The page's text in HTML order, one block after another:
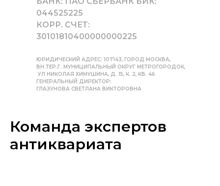
044525225
КОРР. СЧЕТ:
30101810400000000225
ЮРИДИЧЕСКИЙ АДРЕС: 107143, ГОРОД МОСКВА,
ВН.ТЕР.Г. МУНИЦИПАЛЬНЫЙ ОКРУГ МЕТРОГОРОДОК,
УЛ НИКОЛАЯ ХИМУШИНА, Д. 15, К. 2, КВ. 46
ГЕНЕРАЛЬНЫЙ ДИРЕКТОР:
ГЛАЗУНОВА СВЕТЛАНА ВИКТОРОВНА
Команда экспертов
антиквариата